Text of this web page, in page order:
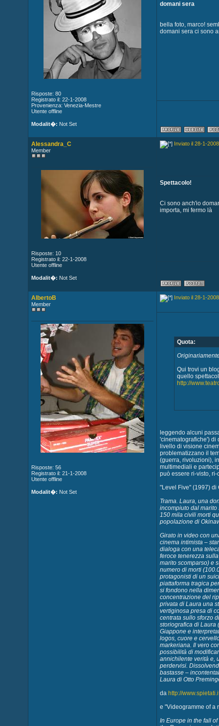
Risposte: 80
Registrato il: 22-1-2008
Provenienza: Venezia-Mestre
Utente offline
Modalit�: Not Set
domani sera
bella foto, marco!
domani sera ci sono
Alessandra_C
Member
Risposte: 10
Registrato il: 22-1-2008
Utente offline
Modalit�: Not Set
Inviato il 28-1-
Spettacolo!
Ci sono anch'io
importa, mi fermo là
AlbertoB
Member
Risposte: 56
Registrato il: 21-1-2008
Utente offline
Modalit�: Not Set
Inviato il 28-1-
Quota:
Qui trovi un
quello
http://
leggendo alcuni
'cinematografiche') di
livello di visione
problematizzano il
(guerra, rivoluzioni),
multimediali e
può essere ri-visto,
"Level Five" (1997) di
Trama. Laura, una
incompiuto dal
150 mila civili morti
popolazione di
Girato in video con
cinema intimista –
dialoga con una
feroce tenerezza
marito scomparso) e
numero di morti
protagonisti di un
piattaforma tragica
si fondono nella
concentrazione del
privata di Laura una
vertiginosa presa di
centrata sullo sforzo
storiografica di Laura
Giappone e
logos, cuore e
markeriana. Il vero
possibilità di
annichilente verità e,
perdervisi.
bastasse –
Laura di Otto
da http://
e "Videogramme of a
In Europe in the fall